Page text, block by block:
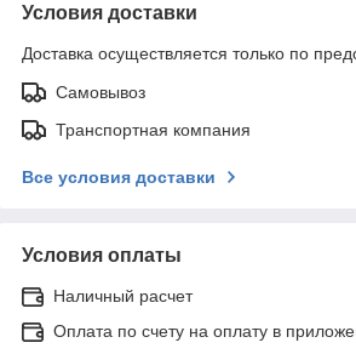
Условия доставки
Доставка осуществляется только по
Самовывоз
Транспортная компания
Все условия доставки
Условия оплаты
Наличный расчет
Оплата по счету на оплату в